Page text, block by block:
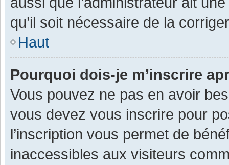
qu’il soit nécessaire de la
Haut
Pourquoi dois-je m’inscrire
Vous pouvez ne pas en avoir
vous devez vous inscrire pour
l’inscription vous permet de
inaccessibles aux visiteurs